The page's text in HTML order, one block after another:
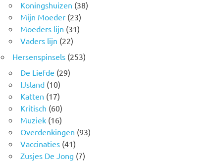
Koningshuizen (38)
Mijn Moeder (23)
Moeders lijn (31)
Vaders lijn (22)
Hersenspinsels (253)
De Liefde (29)
IJsland (10)
Katten (17)
Kritisch (60)
Muziek (16)
Overdenkingen (93)
Vaccinaties (41)
Zusjes De Jong (7)